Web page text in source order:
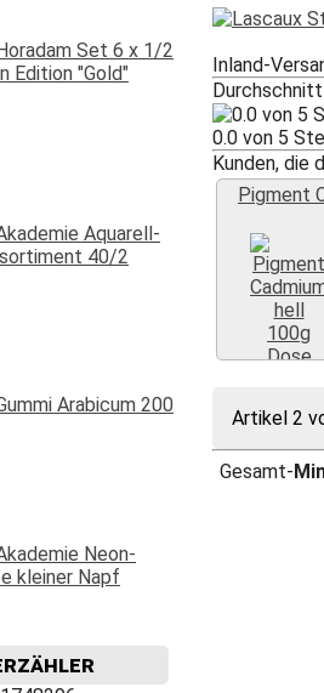
Set 6 x 1/2
Edition "Gold"
Aquarell-
40/2
Arabicum 200
Neon-
kleiner Napf
Inland-
0.0 von 5
Kunden, die
Pigment
Artikel 2
Gesamt-